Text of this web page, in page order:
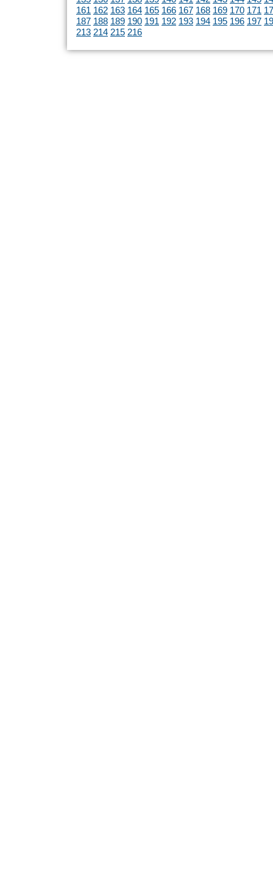
161 162 163 164 165 166 167 168 169 170 171
187 188 189 190 191 192 193 194 195 196 197
213 214 215 216